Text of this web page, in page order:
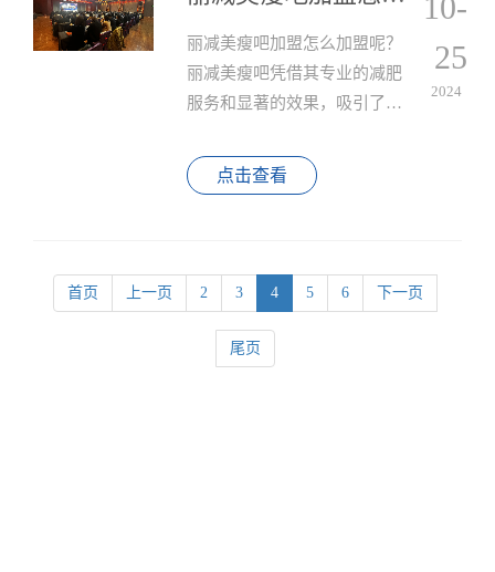
丽减美瘦吧加盟怎么加盟呢？
丽减美瘦吧凭借其专业的减肥
服务和显著的效果，吸引了众
要投身于健康减肥行业的创业
者来说，加盟丽减美瘦吧无疑
点击查看
10-
25
2024
首页 上一页 2 3 4 5 6 下一页
尾页